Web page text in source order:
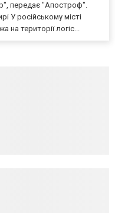
передає "Апостроф".
У російському місті
території логіс...